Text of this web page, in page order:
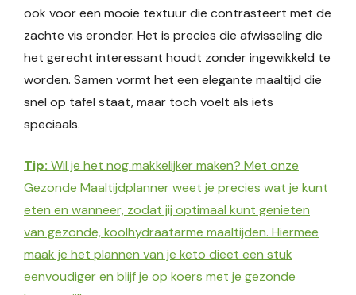
ook voor een mooie textuur die contrasteert met de
zachte vis eronder. Het is precies die afwisseling die
het gerecht interessant houdt zonder ingewikkeld te
worden. Samen vormt het een elegante maaltijd die
snel op tafel staat, maar toch voelt als iets
speciaals.
Tip: Wil je het nog makkelijker maken? Met onze
Gezonde Maaltijdplanner weet je precies wat je kunt
eten en wanneer, zodat jij optimaal kunt genieten
van gezonde, koolhydraatarme maaltijden. Hiermee
maak je het plannen van je keto dieet een stuk
eenvoudiger en blijf je op koers met je gezonde